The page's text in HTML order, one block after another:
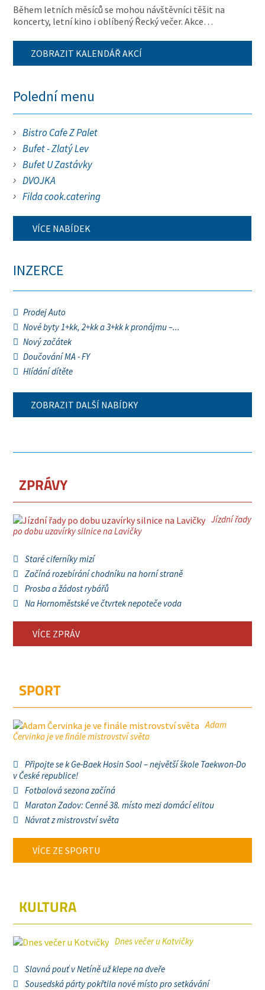
Během letních měsíců se mohou návštěvníci těšit na
koncerty, letní kino i oblíbený Řecký večer. Akce…
ZOBRAZIT KALENDÁŘ AKCÍ
Polední menu
Bistro Cafe Z Palet
Bufet - Zlatý Lev
Bufet U Zastávky
DVOJKA
Filda cook.catering
VÍCE NABÍDEK
INZERCE
Prodej Auto
Nové byty 1+kk, 2+kk a 3+kk k pronájmu –...
Nový začátek
Doučování MA - FY
Hlídání dítěte
ZOBRAZIT DALŠÍ NABÍDKY
ZPRÁVY
Jízdní řady
po dobu uzavírky silnice na Lavičky
Staré ciferníky mizí
Začíná rozebírání chodníku na horní straně
Prosba a žádost rybářů
Na Hornoměstské ve čtvrtek nepoteče voda
VÍCE ZPRÁV
SPORT
Adam
Červinka je ve finále mistrovství světa
Připojte se k Ge-Baek Hosin Sool – největší škole Taekwon-Do
v České republice!
Fotbalová sezona začíná
Maraton Zadov: Cenné 38. místo mezi domácí elitou
Návrat z mistrovství světa
VÍCE ZE SPORTU
KULTURA
Dnes večer u Kotvičky
Slavná pouť v Netíně už klepe na dveře
Sousedská párty pokřtila nové místo pro setkávání